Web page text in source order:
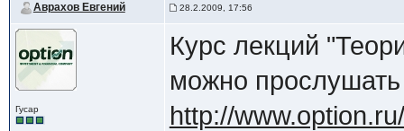
Аврахов Евгений 28.2.2009, 17:56
Гусар
Курс лекций
можно
http://